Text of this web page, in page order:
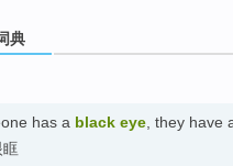
典
has a black eye, they have